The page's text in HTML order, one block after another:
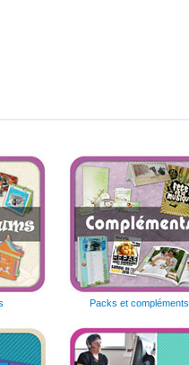
Packs et compléments